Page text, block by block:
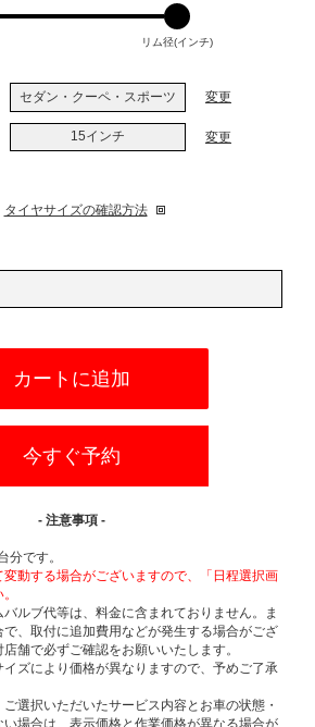
リム径(インチ)
セダン・クーペ・スポーツ 変更
15インチ 変更
タイヤサイズの確認方法
カートに追加
今すぐ予約
- 注意事項 -
分です。
動する場合がございますので、「日程選択画
ルブ代等は、料金に含まれておりません。ま
、取付に追加費用などが発生する場合がござ
舗で必ずご確認をお願いいたします。
ズにより価格が異なりますので、予めご了承
選択いただいたサービス内容とお車の状態・
場合は、表示価格と作業価格が異なる場合が